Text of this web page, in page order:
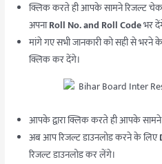
क्लिक करते ही आपके सामने रिजल्ट
अपनाRoll No. and Roll Codeभर
मांगे गए सभी जानकारी को सही से भरने
क्लिक कर देंगे।
आपके द्वारा क्लिक करते ही आपके सामने
अब आप रिजल्ट डाउनलोड करने के लिए
रिजल्ट डाउनलोड कर लेंगे।